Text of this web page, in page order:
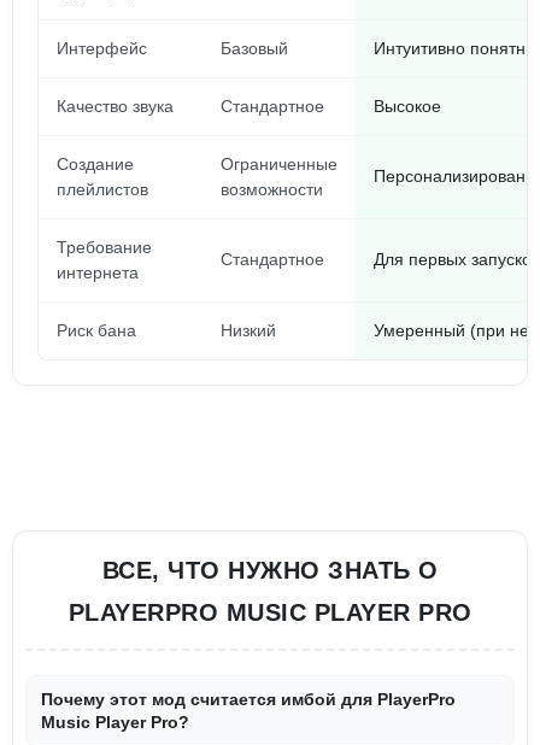
Интерфейс Базовый Интуитивно
Качество звука Стандартное Высокое
Создание
плейлистов
Ограниченные
возможности
Требование
интернета
Стандартное Для первых запусков
Риск бана Низкий Умеренный (при
ВСЕ, ЧТО НУЖНО ЗНАТЬ О
PLAYERPRO MUSIC PLAYER PRO
Почему этот мод считается имбой для PlayerPro
Music Player Pro?